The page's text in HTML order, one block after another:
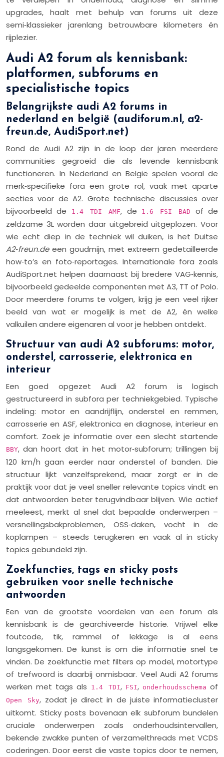
upgrades, haalt met behulp van forums uit deze
semi‑klassieker jarenlang betrouwbare kilometers én
rijplezier.
Audi A2 forum als kennisbank:
platformen, subforums en
specialistische topics
Belangrijkste audi A2 forums in
nederland en belgië (audiforum.nl, a2-
freun.de, AudiSport.net)
Rond de Audi A2 zijn in de loop der jaren meerdere
communities gegroeid die als levende kennisbank
functioneren. In Nederland en België spelen vooral de
merk‑specifieke fora een grote rol, vaak met aparte
secties voor de A2. Grote technische discussies over
bijvoorbeeld de
1.4 TDI AMF, de 1.6 FSI BAD
of de
zeldzame 3L worden daar uitgebreid uitgeplozen. Voor
wie echt diep in de techniek wil duiken, is het Duitse
A2‑freun.deeen goudmijn, met extreem gedetailleerde
how‑to’s en foto‑reportages. Internationale fora zoals
AudiSport.net helpen daarnaast bij bredere VAG‑kennis,
bijvoorbeeld gedeelde componenten met A3, TT of Polo.
Door meerdere forums te volgen, krijg je een veel rijker
beeld van wat er mogelijk is met de A2, én welke
valkuilen andere eigenaren al voor je hebben ontdekt.
Structuur van audi A2 subforums: motor,
onderstel, carrosserie, elektronica en
interieur
Een goed opgezet Audi A2 forum is logisch
gestructureerd in subfora per techniekgebied. Typische
indeling: motor en aandrijflijn, onderstel en remmen,
carrosserie en ASF, elektronica en diagnose, interieur en
comfort. Zoek je informatie over een slecht startende
BBY, dan hoort dat in het motor‑subforum; trillingen bij
120 km/h gaan eerder naar onderstel of banden. Die
structuur lijkt vanzelfsprekend, maar zorgt er in de
praktijk voor dat je veel sneller relevante topics vindt en
dat antwoorden beter terugvindbaar blijven. Wie actief
meeleest, merkt al snel dat bepaalde onderwerpen –
versnellingsbakproblemen, OSS‑daken, vocht in de
koplampen – steeds terugkeren en vaak al in sticky
topics gebundeld zijn.
Zoekfuncties, tags en sticky posts
gebruiken voor snelle technische
antwoorden
Een van de grootste voordelen van een forum als
kennisbank is de gearchiveerde historie. Vrijwel elke
foutcode, tik, rammel of lekkage is al eens
langsgekomen. De kunst is om die informatie snel te
vinden. De zoekfunctie met filters op model, motortype
of trefwoord is daarbij onmisbaar. Veel Audi A2 forums
werken met tags als
1.4 TDI, FSI, onderhoudsschema of
Open Sky, zodat je direct in de juiste informatiecluster
uitkomt. Sticky posts bovenaan elk subforum bundelen
cruciale onderwerpen zoals onderhoudsintervallen,
bekende zwakke punten of verzamelthreads met VCDS
coderingen. Door eerst die vaste topics door te nemen,